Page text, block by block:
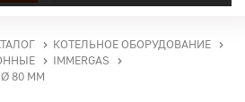
КОТЕЛЬНОЕ ОБОРУДОВАНИЕ
IMMERGAS
Ø 80 ММ